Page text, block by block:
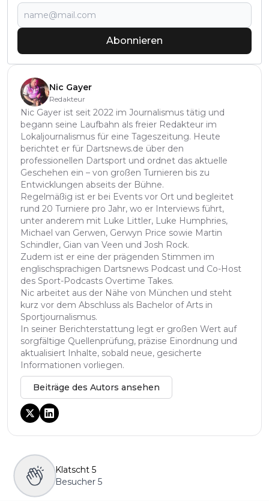
Abonnieren
Nic Gayer
Redakteur
Nic Gayer ist seit 2022 im Journalismus tätig und
begann seine Laufbahn als freier Redakteur im
Lokaljournalismus für eine Tageszeitung. Heute
berichtet er für Dartsnews.de über den
professionellen Dartsport und ordnet das aktuelle
Geschehen ein – von großen Turnieren bis zu
Entwicklungen abseits der Bühne.
Regelmäßig ist er bei Events vor Ort und begleitet
rund 20 Turniere pro Jahr, wo er Interviews führt,
unter anderem mit Luke Littler, Luke Humphries,
Michael van Gerwen, Gerwyn Price sowie Martin
Schindler, Gian van Veen und Josh Rock.
Zudem ist er eine der prägenden Stimmen im
englischsprachigen Dartsnews Podcast und Co-Host
des Sport-Podcasts Overtime Takes.
Nic arbeitet aus der Nähe von München und steht
kurz vor dem Abschluss als Bachelor of Arts in
Sportjournalismus.
In seiner Berichterstattung legt er großen Wert auf
sorgfältige Quellenprüfung, präzise Einordnung und
aktualisiert Inhalte, sobald neue, gesicherte
Informationen vorliegen.
Beiträge des Autors ansehen
Klatscht 5
Besucher 5